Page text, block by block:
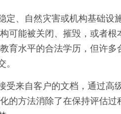
定、自然灾害或机构基础设
可能被关闭、摧毁，或者
育水平的合法学历，但许
来自客户的文档，通过高
的方法消除了在保持评估